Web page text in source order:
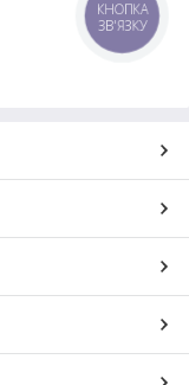
КНОПКА
ЗВ'ЯЗКУ